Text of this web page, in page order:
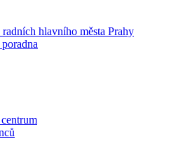
hlavního města Prahy